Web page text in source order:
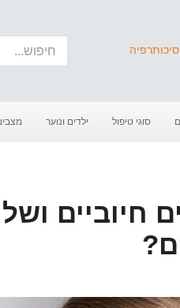
סוגי טיפול ילדים ונוער
חיוביים